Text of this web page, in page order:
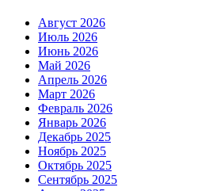
Август 2026
Июль 2026
Июнь 2026
Май 2026
Апрель 2026
Март 2026
Февраль 2026
Январь 2026
Декабрь 2025
Ноябрь 2025
Октябрь 2025
Сентябрь 2025